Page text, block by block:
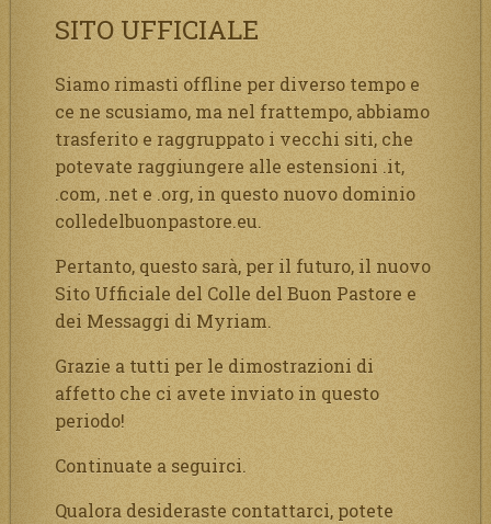
SITO UFFICIALE
Siamo rimasti offline per diverso tempo e
ce ne scusiamo, ma nel frattempo, abbiamo
trasferito e raggruppato i vecchi siti, che
potevate raggiungere alle estensioni .it,
.com, .net e .org, in questo nuovo dominio
colledelbuonpastore.eu.
Pertanto, questo sarà, per il futuro, il nuovo
Sito Ufficiale del Colle del Buon Pastore e
dei Messaggi di Myriam.
Grazie a tutti per le dimostrazioni di
affetto che ci avete inviato in questo
periodo!
Continuate a seguirci.
Qualora desideraste contattarci, potete